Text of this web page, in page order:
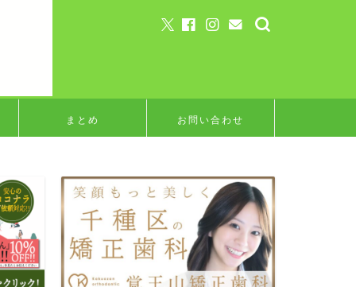
まとめ お問い合わせ